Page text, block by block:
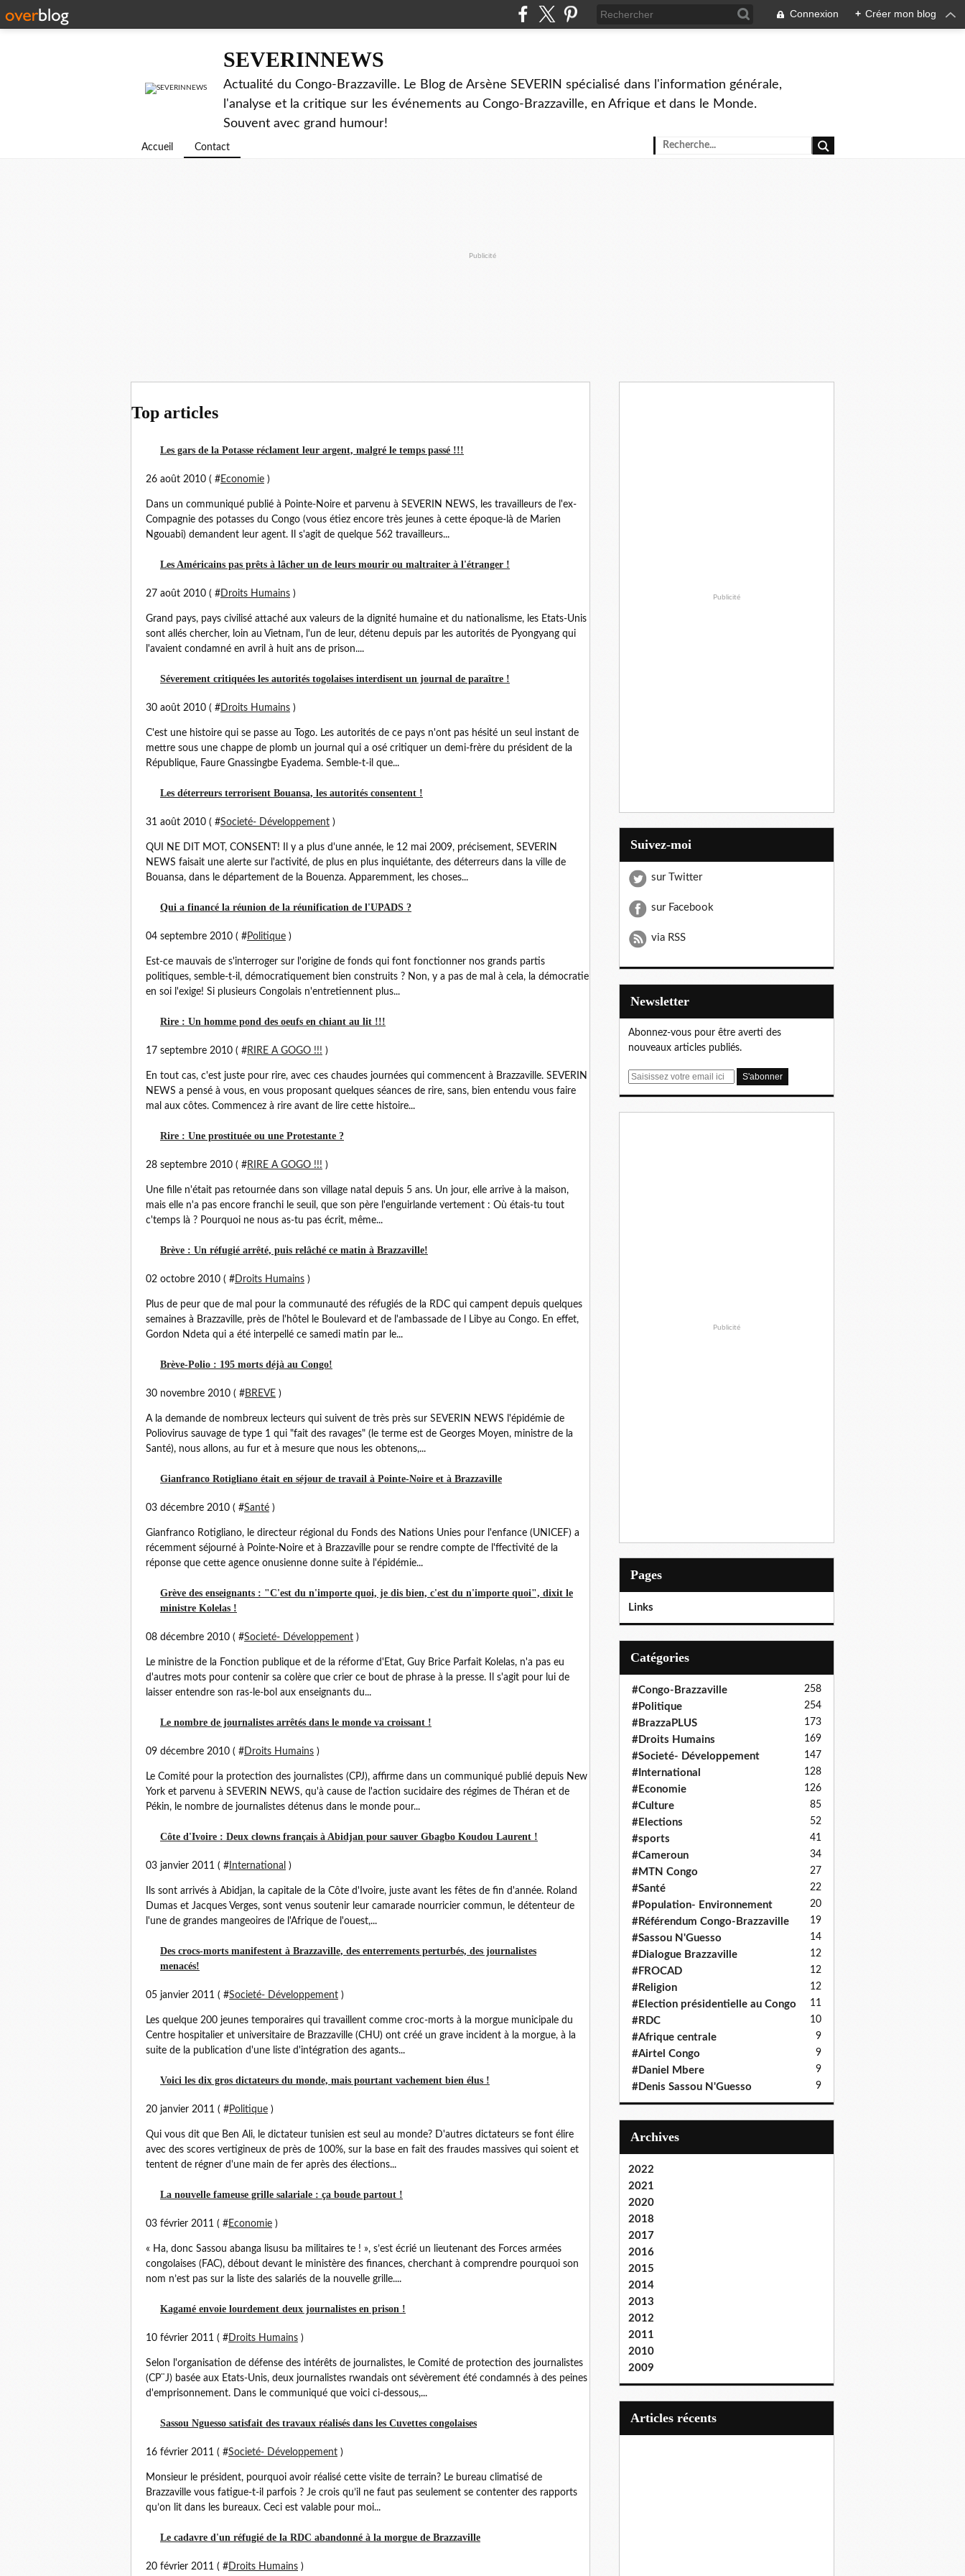
Connexion + Créer mon blog
SEVERINNEWS
Actualité du Congo-Brazzaville. Le Blog de Arsène SEVERIN spécialisé dans l'information générale,
l'analyse et la critique sur les événements au Congo-Brazzaville, en Afrique et dans le Monde.
Souvent avec grand humour!
Accueil Contact
Publicité
Top articles
Les gars de la Potasse réclament leur argent, malgré le temps passé !!!
26 août 2010 ( #Economie )
Dans un communiqué publié à Pointe-Noire et parvenu à SEVERIN NEWS, les travailleurs de l'ex-
Compagnie des potasses du Congo (vous étiez encore très jeunes à cette époque-là de Marien
Ngouabi) demandent leur agent. Il s'agit de quelque 562 travailleurs...
Les Américains pas prêts à lâcher un de leurs mourir ou maltraiter à l'étranger !
27 août 2010 ( #Droits Humains )
Grand pays, pays civilisé attaché aux valeurs de la dignité humaine et du nationalisme, les Etats-Unis
sont allés chercher, loin au Vietnam, l'un de leur, détenu depuis par les autorités de Pyongyang qui
l'avaient condamné en avril à huit ans de prison....
Séverement critiquées les autorités togolaises interdisent un journal de paraître !
30 août 2010 ( #Droits Humains )
C'est une histoire qui se passe au Togo. Les autorités de ce pays n'ont pas hésité un seul instant de
mettre sous une chappe de plomb un journal qui a osé critiquer un demi-frère du président de la
République, Faure Gnassingbe Eyadema. Semble-t-il que...
Les déterreurs terrorisent Bouansa, les autorités consentent !
31 août 2010 ( #Societé- Développement )
QUI NE DIT MOT, CONSENT! Il y a plus d'une année, le 12 mai 2009, précisement, SEVERIN
NEWS faisait une alerte sur l'activité, de plus en plus inquiétante, des déterreurs dans la ville de
Bouansa, dans le département de la Bouenza. Apparemment, les choses...
Qui a financé la réunion de la réunification de l'UPADS ?
04 septembre 2010 ( #Politique )
Est-ce mauvais de s'interroger sur l'origine de fonds qui font fonctionner nos grands partis
politiques, semble-t-il, démocratiquement bien construits ? Non, y a pas de mal à cela, la démocratie
en soi l'exige! Si plusieurs Congolais n'entretiennent plus...
Rire : Un homme pond des oeufs en chiant au lit !!!
17 septembre 2010 ( #RIRE A GOGO !!! )
En tout cas, c'est juste pour rire, avec ces chaudes journées qui commencent à Brazzaville. SEVERIN
NEWS a pensé à vous, en vous proposant quelques séances de rire, sans, bien entendu vous faire
mal aux côtes. Commencez à rire avant de lire cette histoire...
Rire : Une prostituée ou une Protestante ?
28 septembre 2010 ( #RIRE A GOGO !!! )
Une fille n'était pas retournée dans son village natal depuis 5 ans. Un jour, elle arrive à la maison,
mais elle n'a pas encore franchi le seuil, que son père l'enguirlande vertement : Où étais-tu tout
c'temps là ? Pourquoi ne nous as-tu pas écrit, même...
Brève : Un réfugié arrêté, puis relâché ce matin à Brazzaville!
02 octobre 2010 ( #Droits Humains )
Plus de peur que de mal pour la communauté des réfugiés de la RDC qui campent depuis quelques
semaines à Brazzaville, près de l'hôtel le Boulevard et de l'ambassade de l Libye au Congo. En effet,
Gordon Ndeta qui a été interpellé ce samedi matin par le...
Brève-Polio : 195 morts déjà au Congo!
30 novembre 2010 ( #BREVE )
A la demande de nombreux lecteurs qui suivent de très près sur SEVERIN NEWS l'épidémie de
Poliovirus sauvage de type 1 qui "fait des ravages" (le terme est de Georges Moyen, ministre de la
Santé), nous allons, au fur et à mesure que nous les obtenons,...
Gianfranco Rotigliano était en séjour de travail à Pointe-Noire et à Brazzaville
03 décembre 2010 ( #Santé )
Gianfranco Rotigliano, le directeur régional du Fonds des Nations Unies pour l'enfance (UNICEF) a
récemment séjourné à Pointe-Noire et à Brazzaville pour se rendre compte de l'ffectivité de la
réponse que cette agence onusienne donne suite à l'épidémie...
Grève des enseignants : "C'est du n'importe quoi, je dis bien, c'est du n'importe quoi", dixit le
ministre Kolelas !
08 décembre 2010 ( #Societé- Développement )
Le ministre de la Fonction publique et de la réforme d'Etat, Guy Brice Parfait Kolelas, n'a pas eu
d'autres mots pour contenir sa colère que crier ce bout de phrase à la presse. Il s'agit pour lui de
laisser entendre son ras-le-bol aux enseignants du...
Le nombre de journalistes arrêtés dans le monde va croissant !
09 décembre 2010 ( #Droits Humains )
Le Comité pour la protection des journalistes (CPJ), affirme dans un communiqué publié depuis New
York et parvenu à SEVERIN NEWS, qu'à cause de l'action sucidaire des régimes de Théran et de
Pékin, le nombre de journalistes détenus dans le monde pour...
Côte d'Ivoire : Deux clowns français à Abidjan pour sauver Gbagbo Koudou Laurent !
03 janvier 2011 ( # International )
Ils sont arrivés à Abidjan, la capitale de la Côte d'Ivoire, juste avant les fêtes de fin d'année. Roland
Dumas et Jacques Verges, sont venus soutenir leur camarade nourricier commun, le détenteur de
l'une de grandes mangeoires de l'Afrique de l'ouest,...
Des crocs-morts manifestent à Brazzaville, des enterrements perturbés, des journalistes
menacés!
05 janvier 2011 ( #Societé- Développement )
Les quelque 200 jeunes temporaires qui travaillent comme croc-morts à la morgue municipale du
Centre hospitalier et universitaire de Brazzaville (CHU) ont créé un grave incident à la morgue, à la
suite de la publication d'une liste d'intégration des agants...
Voici les dix gros dictateurs du monde, mais pourtant vachement bien élus !
20 janvier 2011 ( #Politique )
Qui vous dit que Ben Ali, le dictateur tunisien est seul au monde? D'autres dictateurs se font élire
avec des scores vertigineux de près de 100%, sur la base en fait des fraudes massives qui soient et
tentent de régner d'une main de fer après des élections...
La nouvelle fameuse grille salariale : ça boude partout !
03 février 2011 ( #Economie )
« Ha, donc Sassou abanga lisusu ba militaires te ! », s’est écrié un lieutenant des Forces armées
congolaises (FAC), débout devant le ministère des finances, cherchant à comprendre pourquoi son
nom n’est pas sur la liste des salariés de la nouvelle grille....
Kagamé envoie lourdement deux journalistes en prison !
10 février 2011 ( #Droits Humains )
Selon l'organisation de défense des intérêts de journalistes, le Comité de protection des journalistes
(CP¨J) basée aux Etats-Unis, deux journalistes rwandais ont sévèrement été condamnés à des peines
d'emprisonnement. Dans le communiqué que voici ci-dessous,...
Sassou Nguesso satisfait des travaux réalisés dans les Cuvettes congolaises
16 février 2011 ( #Societé- Développement )
Monsieur le président, pourquoi avoir réalisé cette visite de terrain? Le bureau climatisé de
Brazzaville vous fatigue-t-il parfois ? Je crois qu’il ne faut pas seulement se contenter des rapports
qu’on lit dans les bureaux. Ceci est valable pour moi...
Le cadavre d'un réfugié de la RDC abandonné à la morgue de Brazzaville
20 février 2011 ( #Droits Humains )
Publicité
Suivez-moi
sur Twitter
sur Facebook
via RSS
Newsletter
Abonnez-vous pour être averti des
nouveaux articles publiés.
E
Publicité
Pages
Links
Catégories
#Congo-Brazzaville 258
#Politique 254
#BrazzaPLUS 173
#Droits Humains 169
#Societé- Développement 147
#International 128
#Economie 126
#Culture 85
#Elections 52
#sports 41
#Cameroun 34
#MTN Congo 27
#Santé 22
#Population- Environnement 20
#Référendum Congo-Brazzaville 19
#Sassou N'Guesso 14
#Dialogue Brazzaville 12
#FROCAD 12
#Religion 12
#Election présidentielle au Congo 11
#RDC 10
#Afrique centrale 9
#Airtel Congo 9
#Daniel Mbere 9
#Denis Sassou N'Guesso 9
Archives
2022
2021
2020
2018
2017
2016
2015
2014
2013
2012
2011
2010
2009
articles récents